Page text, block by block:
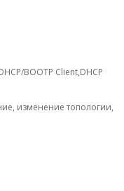
BOOTP Client,DHCP
изменение топологии,